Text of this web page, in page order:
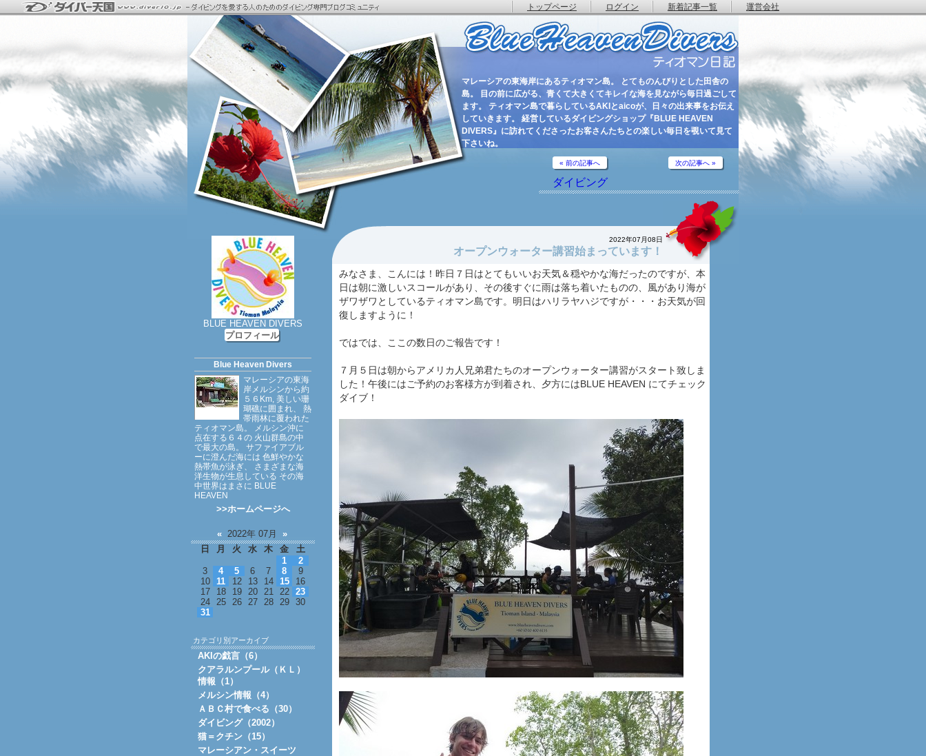
トップページ ログイン 新着記事一覧 運営会社
マレーシアの東海岸にあるティオマン島。 とてものんびりとした田舎の
島。 目の前に広がる、青くて大きくてキレイな海を見ながら毎日過ごして
ます。 ティオマン島で暮らしているAKIとaicoが、日々の出来事をお伝え
していきます。 経営しているダイビングショップ『BLUE HEAVEN
DIVERS』に訪れてくださったお客さんたちとの楽しい毎日を覗いて見て
下さいね。
« 前の記事へ 次の記事へ »
ダイビング
2022年07月08日
オープンウォーター講習始まっています！
みなさま、こんには！昨日７日はとてもいいお天気＆穏やかな海だったのですが、本
日は朝に激しいスコールがあり、その後すぐに雨は落ち着いたものの、風があり海が
ザワザワとしているティオマン島です。明日はハリラヤハジですが・・・お天気が回
復しますように！
ではでは、ここの数日のご報告です！
７月５日は朝からアメリカ人兄弟君たちのオープンウォーター講習がスタート致しま
した！午後にはご予約のお客様方が到着され、夕方にはBLUE HEAVEN にてチェック
ダイブ！​​​
BLUE HEAVEN DIVERS
プロフィール
Blue Heaven Divers
マレーシアの東海
岸メルシンから約
５６Km, 美しい珊
瑚礁に囲まれ、 熱
帯雨林に覆われた
ティオマン島。 メルシン沖に
点在する６４の 火山群島の中
で最大の島。 サファイアブル
ーに澄んだ海には 色鮮やかな
熱帯魚が泳ぎ、 さまざまな海
洋生物が生息している その海
中世界はまさに BLUE
HEAVEN
>>ホームページへ
« 2022年 07月 »
日
月 火 水 木 金
土
1
2
3
4 5 6 7 8
9
10
11 12 13 14 15
16
17
18 19 20 21 22
23
24
25 26 27 28 29
30
31
カテゴリ別アーカイブ
AKIの戯言（6）
クアラルンプール（ＫＬ）
情報（1）
メルシン情報（4）
ＡＢＣ村で食べる（30）
ダイビング（2002）
猫＝クチン（15）
マレーシアン・スイーツ